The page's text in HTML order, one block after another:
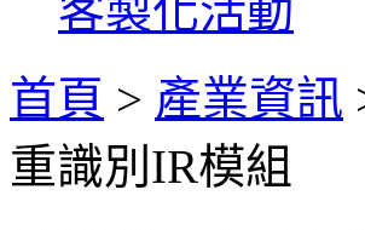
客製化活動
首頁 > 產業資訊
重識別IR模組